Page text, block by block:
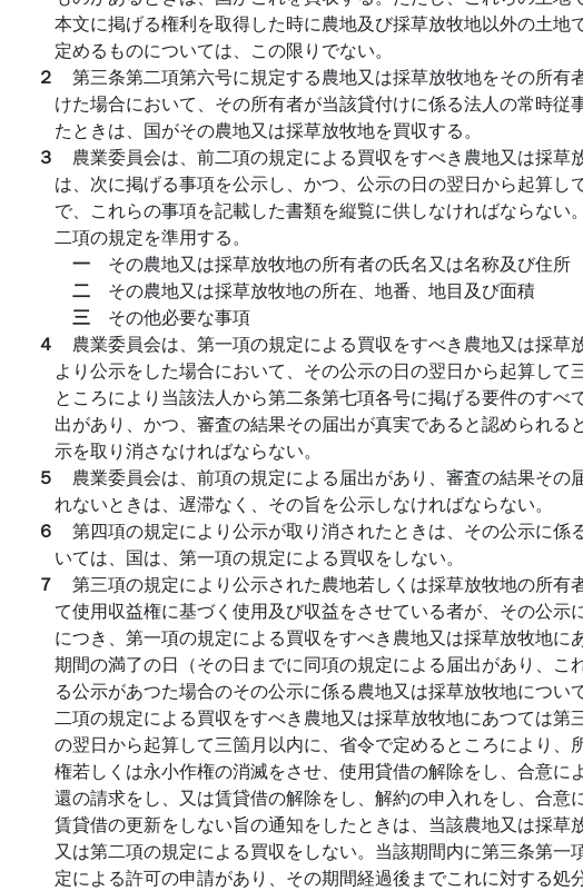
本文に掲げる権利を取得した時に農地及び採草放牧地以外の土地
定めるものについては、この限りでない。
２ 第三条第二項第六号に規定する農地又は採草放牧地をその所有
けた場合において、その所有者が当該貸付けに係る法人の常時従
たときは、国がその農地又は採草放牧地を買収する。
３ 農業委員会は、前二項の規定による買収をすべき農地又は採草
は、次に掲げる事項を公示し、かつ、公示の日の翌日から起算し
で、これらの事項を記載した書類を縦覧に供しなければならない
二項の規定を準用する。
一 その農地又は採草放牧地の所有者の氏名又は名称及び住所
二 その農地又は採草放牧地の所在、地番、地目及び面積
三 その他必要な事項
４ 農業委員会は、第一項の規定による買収をすべき農地又は採草
より公示をした場合において、その公示の日の翌日から起算して
ところにより当該法人から第二条第七項各号に掲げる要件のすべ
出があり、かつ、審査の結果その届出が真実であると認められる
示を取り消さなければならない。
５ 農業委員会は、前項の規定による届出があり、審査の結果その
れないときは、遅滞なく、その旨を公示しなければならない。
６ 第四項の規定により公示が取り消されたときは、その公示に係
いては、国は、第一項の規定による買収をしない。
７ 第三項の規定により公示された農地若しくは採草放牧地の所有
て使用収益権に基づく使用及び収益をさせている者が、その公示
につき、第一項の規定による買収をすべき農地又は採草放牧地に
期間の満了の日（その日までに同項の規定による届出があり、こ
る公示があつた場合のその公示に係る農地又は採草放牧地につい
二項の規定による買収をすべき農地又は採草放牧地にあつては第
の翌日から起算して三箇月以内に、省令で定めるところにより、
権若しくは永小作権の消滅をさせ、使用貸借の解除をし、合意に
還の請求をし、又は賃貸借の解除をし、解約の申入れをし、合意
賃貸借の更新をしない旨の通知をしたときは、当該農地又は採草
又は第二項の規定による買収をしない。当該期間内に第三条第一
定による許可の申請があり、その期間経過後までこれに対する処